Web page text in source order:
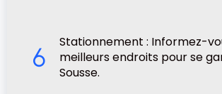
Stationnement : Informez-
meilleurs endroits pour se
Sousse.